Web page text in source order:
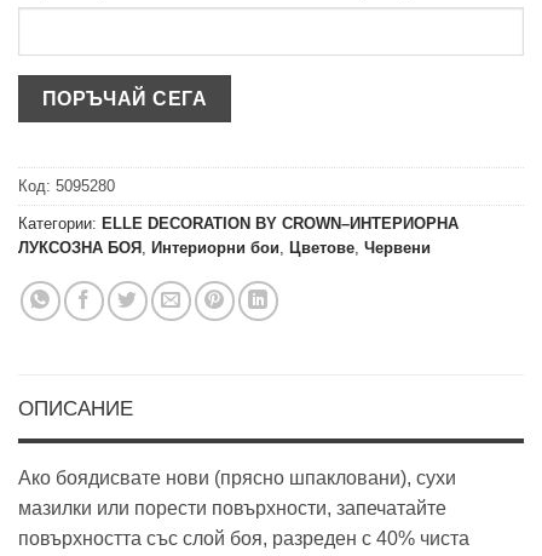
Код: 5095280
Категории: ELLE DECORATION BY CROWN–ИНТЕРИОРНА
ЛУКСОЗНА БОЯ Интериорни бои Цветове Червени
ОПИСАНИЕ
Ако боядисвате нови (прясно шпакловани), сухи
мазилки или порести повърхности, запечатайте
повърхността със слой боя, разреден с 40% чиста